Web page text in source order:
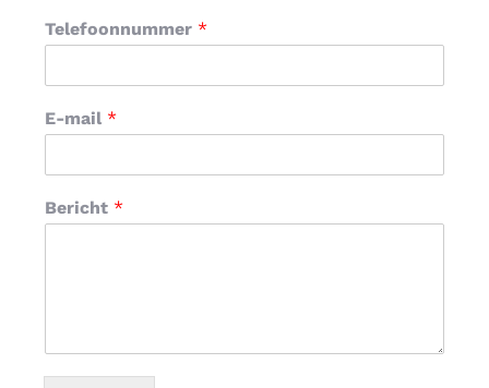
Telefoonnummer *
E-mail *
Bericht *